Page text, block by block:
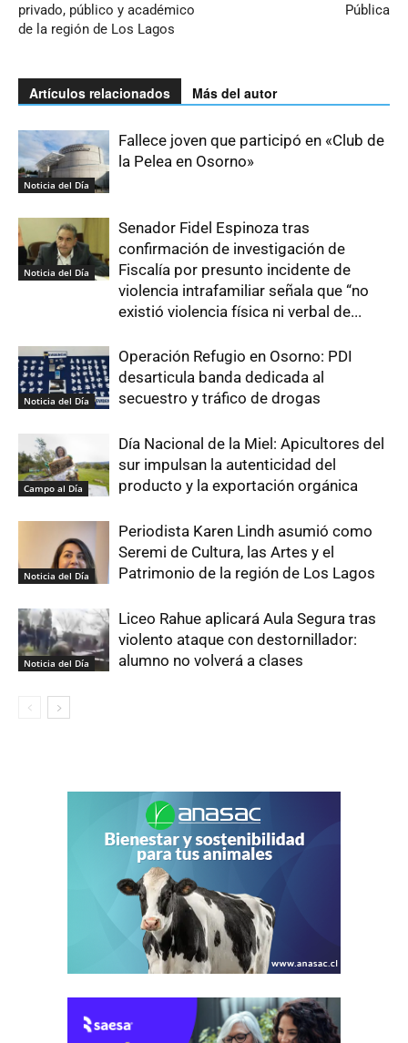
privado, público y académico
de la región de Los Lagos
Pública
Artículos relacionados Más del autor
Noticia del Día
Fallece joven que participó en «Club de
la Pelea en Osorno»
Noticia del Día
Senador Fidel Espinoza tras
confirmación de investigación de
Fiscalía por presunto incidente de
violencia intrafamiliar señala que “no
existió violencia física ni verbal de...
Noticia del Día
Operación Refugio en Osorno: PDI
desarticula banda dedicada al
secuestro y tráfico de drogas
Campo al Día
Día Nacional de la Miel: Apicultores del
sur impulsan la autenticidad del
producto y la exportación orgánica
Noticia del Día
Periodista Karen Lindh asumió como
Seremi de Cultura, las Artes y el
Patrimonio de la región de Los Lagos
Noticia del Día
Liceo Rahue aplicará Aula Segura tras
violento ataque con destornillador:
alumno no volverá a clases